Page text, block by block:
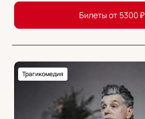
Билеты от 5300₽
Трагикомедия